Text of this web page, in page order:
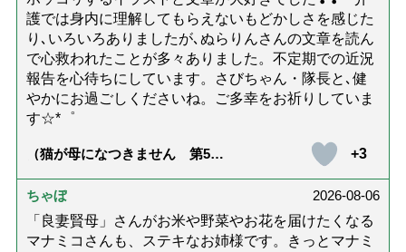
護では身内に理解してもらえないもどかしさを感じた
り､いろいろありましたが､ぬらりんさんの文章を読ん
で心救われたことが多々ありました。不定期での近況
報告を心待ちにしています。さびちゃん・隊長と､健
やかにお過ごしくださいね。ご多幸をお祈りしていま
す☆*゜
（猫が母になつきません 第500
+3
ちゃぼ
2026-08-06
「良妻賢母」さんがお米や野菜やお花を届けたくなる
マナミコさんも、ステキなお姉様です。きっとマナミ